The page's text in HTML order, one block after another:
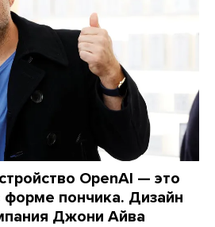
OpenAI — это
форме пончика. Дизайн
Джони Айва